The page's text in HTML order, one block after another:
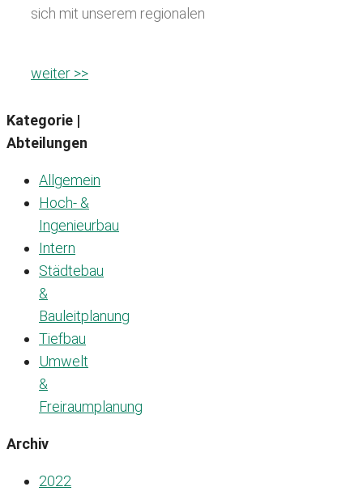
sich mit unserem regionalen
weiter >>
Kategorie |
Abteilungen
Allgemein
Hoch- &
Ingenieurbau
Intern
Städtebau
&
Bauleitplanung
Tiefbau
Umwelt
&
Freiraumplanung
Archiv
2022